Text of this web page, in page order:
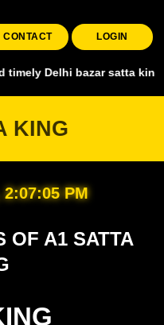
CONTACT LOGIN
bazar satta king,
KING
PM
OF A1 SATTA